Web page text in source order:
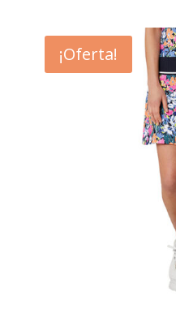
era:
109,00 €.
es:
76,30 €.
¡Oferta!